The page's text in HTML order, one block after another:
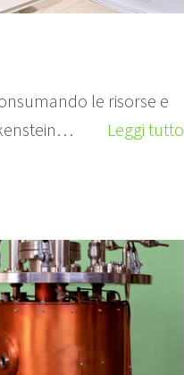
le risorse e
Leggi tutto